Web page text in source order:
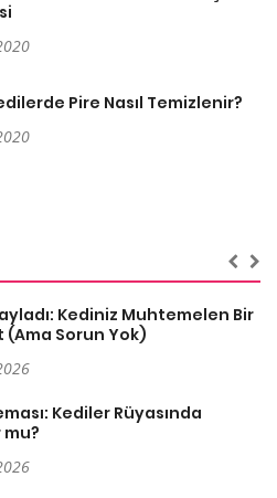
Pire Nasıl Temizlenir?
Kediniz Muhtemelen Bir
(Ama Sorun Yok)
Kediler Rüyasında